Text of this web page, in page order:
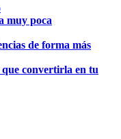
muy poca
de forma más
que convertirla en tu